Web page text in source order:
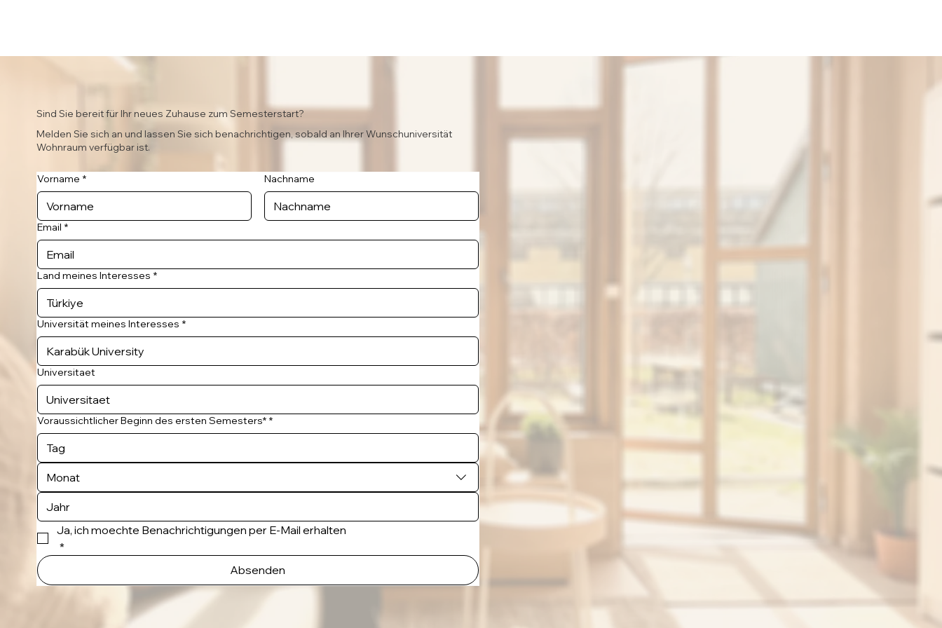
Sind Sie bereit für Ihr neues Zuhause zum Semesterstart?
Melden Sie sich an und lassen Sie sich benachrichtigen, sobald an Ihrer Wunschuniversität
Wohnraum verfügbar ist.
Vorname * Nachname
Email *
Land meines Interesses *
Universität meines Interesses *
Universitaet
Voraussichtlicher Beginn des ersten Semesters* *
Monat
Ja, ich moechte Benachrichtigungen per E-Mail erhalten
*
Absenden